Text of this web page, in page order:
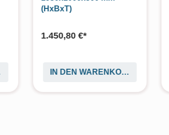
(HxBxT)
1.450,80 €*
IN DEN WARENKORB